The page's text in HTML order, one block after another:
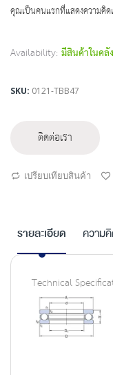
คุณเป็นคนแรกที่แสดงความคิด
Availability: มีสินค้าในคลัง
SKU 0121-TBB47
ติดต่อเรา
เปรียบเทียบสินค้า
รายละเอียด
Technical
ความคิ